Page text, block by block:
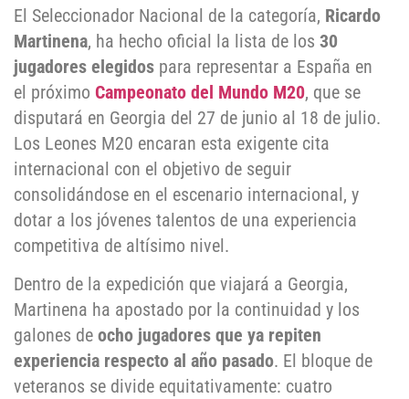
El Seleccionador Nacional de la categoría, Ricardo
Martinena, ha hecho oficial la lista de los 30
jugadores elegidos para representar a España en
el próximo Campeonato del Mundo M20, que se
disputará en Georgia del 27 de junio al 18 de julio.
Los Leones M20 encaran esta exigente cita
internacional con el objetivo de seguir
consolidándose en el escenario internacional, y
dotar a los jóvenes talentos de una experiencia
competitiva de altísimo nivel.
Dentro de la expedición que viajará a Georgia,
Martinena ha apostado por la continuidad y los
galones de ocho jugadores que ya repiten
experiencia respecto al año pasado. El bloque de
veteranos se divide equitativamente: cuatro